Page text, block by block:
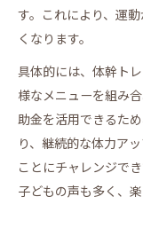
す。これにより、運
くなります。
具体的には、体幹ト
様なメニューを組み
助金を活用できるた
り、継続的な体力ア
ことにチャレンジで
子どもの声も多く、